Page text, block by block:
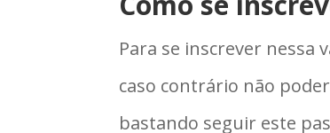
Para se inscrever nessa
caso contrário não
bastando seguir este